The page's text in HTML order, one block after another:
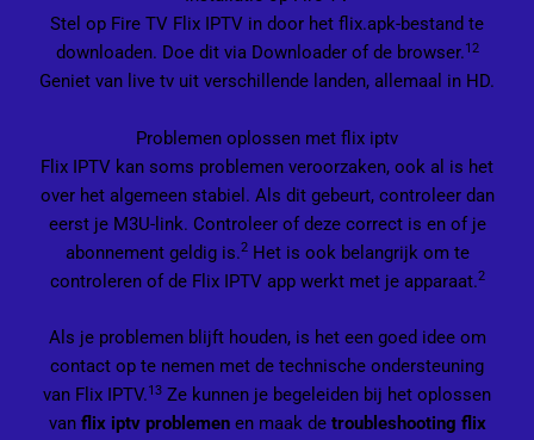
Stel op Fire TV Flix IPTV in door het flix.apk-bestand te
downloaden. Doe dit via Downloader of de browser.12
Geniet van live tv uit verschillende landen, allemaal in HD.
Problemen oplossen met flix iptv
Flix IPTV kan soms problemen veroorzaken, ook al is het
over het algemeen stabiel. Als dit gebeurt, controleer dan
eerst je M3U-link. Controleer of deze correct is en of je
abonnement geldig is.2Het is ook belangrijk om te
controleren of de Flix IPTV app werkt met je apparaat.2
Als je problemen blijft houden, is het een goed idee om
contact op te nemen met de technische ondersteuning
van Flix IPTV.13 Ze kunnen je begeleiden bij het oplossen
van flix iptv problemenen maak de troubleshooting flix